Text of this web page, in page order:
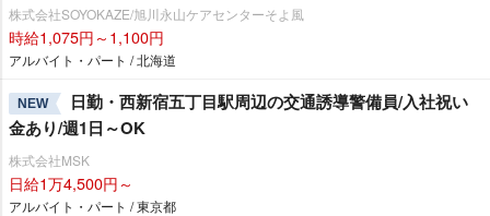
株式会社SOYOKAZE/旭川永山ケアセンターそよ風
時給1,075円～1,100円
アルバイト・パート / 北海道
NEW
日勤・西新宿五丁目駅周辺の交通誘導警備員/入社祝い
金あり/週1日～OK
株式会社MSK
日給1万4,500円～
アルバイト・パート / 東京都